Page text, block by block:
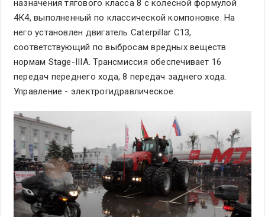
назначения тягового класса 8 с колесной формулой
4К4, выполненный по классической компоновке. На
него установлен двигатель Caterpillar C13,
соответствующий по выбросам вредных веществ
нормам Stage-IIIA. Трансмиссия обеспечивает 16
передач переднего хода, 8 передач заднего хода.
Управление - электрогидравлическое.